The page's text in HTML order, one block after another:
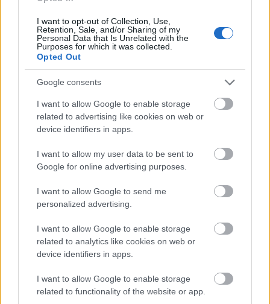
I want to opt-out of Collection, Use,
Retention, Sale, and/or Sharing of my
Personal Data that Is Unrelated with the
Purposes for which it was collected.
Opted Out
Google consents
I want to allow Google to enable storage
related to advertising like cookies on web or
device identifiers in apps.
I want to allow my user data to be sent to
Google for online advertising purposes.
I want to allow Google to send me
personalized advertising.
I want to allow Google to enable storage
related to analytics like cookies on web or
device identifiers in apps.
I want to allow Google to enable storage
related to functionality of the website or app.
csak egy, tizenévesek közötti szerelmi kapcsolat
részeként kérnek, küldenek vagy kapnak egymástól
erotikus, meztelen, félmeztelen, vágykeltő képet a
kamaszok, akkor is "időzített bomba" a szexting,
évekig felelősségre vonható az, akinek az e-mail
vagy chatfiókjában, esetleg telefonján ilyen
felvételek vannak. A szexting kapcsán tehát nagyon
fontos minden 18 éven aluli figyelmét felhívni arra,
hogy ne csinálja! Ha pedig kap valakitől (18 évesnél
fiatalabbtól) egy erotikus fotót, videót vagy más
nem számít, hogy kéretlen küldeményről van szó. A
felvétel birtoklása önmagában büntetőjogi
3 poszt, amit nem kellene kitenned közösségi
oldaladra
3 poszt, amit nem kellene kitenned közösségi
oldaladra